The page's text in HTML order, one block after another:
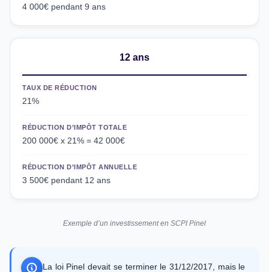
4 000€ pendant 9 ans
12 ans
TAUX DE RÉDUCTION
21%
RÉDUCTION D’IMPÔT TOTALE
200 000€ x 21% = 42 000€
RÉDUCTION D’IMPÔT ANNUELLE
3 500€ pendant 12 ans
Exemple d’un investissement en SCPI Pinel
La loi Pinel devait se terminer le 31/12/2017, mais le